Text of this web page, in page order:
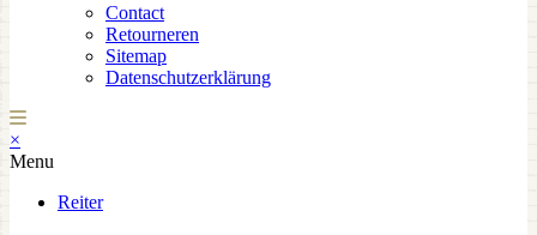
Contact
Retourneren
Sitemap
Datenschutzerklärung
×
Menu
Reiter